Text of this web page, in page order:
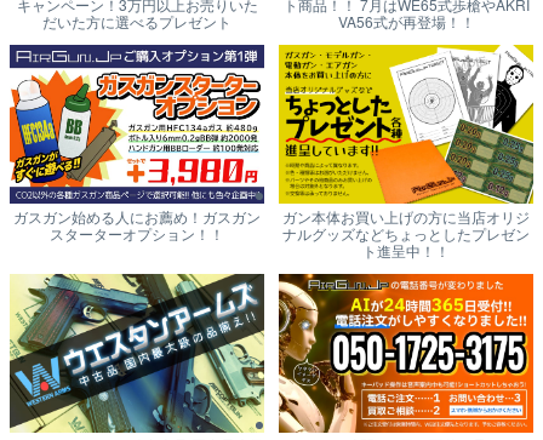
だいた方に選べるプレゼント
VA56式が再登場！！
ガスガン始める人にお薦め！ガスガン
スターターオプション！！
ガン本体お買い上げの方に当店オリジ
ナルグッズなどちょっとしたプレゼン
ト進呈中！！